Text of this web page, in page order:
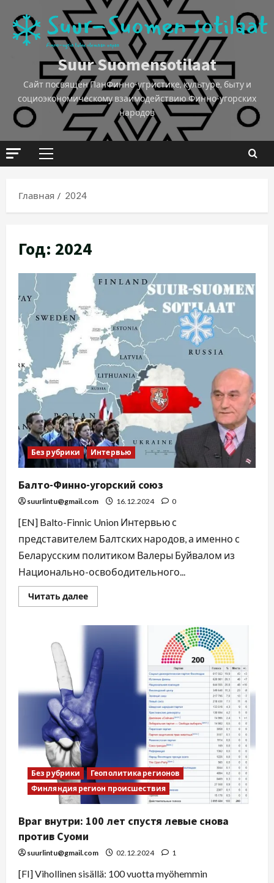
Suur Suomensotilaat
Сайт посвящён ПанФинно-угристике, культуре, быту и
социоэкономическому взаимодействию Финно-угорских
народов
Главная 2024
Год: 2024
Без рубрики Интервью
Балто-Финно-угорский союз
suurlintu@gmail.com 16.12.2024 0
[EN] Balto-Finnic Union Интервью с
представителем Балтских народов, а именно с
Беларусским политиком Валеры Буйвалом из
Национально-освободительного...
Читать далее
Без рубрики
Геополитика регионов
Финляндия регион происшествия
Враг внутри: 100 лет спустя левые снова
против Суоми
suurlintu@gmail.com 02.12.2024 1
[FI] Vihollinen sisällä: 100 vuotta myöhemmin